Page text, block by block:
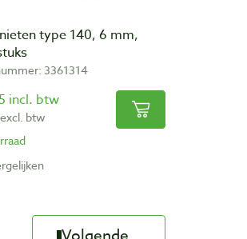
type 140, 6 mm,
3361314
incl. btw
btw
Volgende